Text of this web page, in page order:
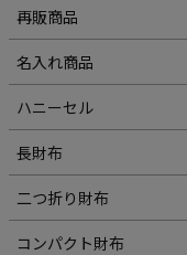
再販商品
名入れ商品
ハニーセル
長財布
二つ折り財布
コンパクト財布